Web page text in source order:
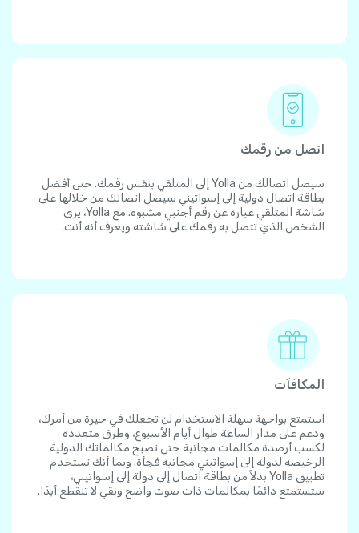
اتصل من رقمك
سيصل اتصالك من Yolla إلى المتلقي بنفس رقمك. حتى أفضل
بطاقة اتصال دولية إلى إسواتيني سيصل اتصالك من خلالها على
شاشة المتلقي عبارة عن رقم أجنبي مشبوه. مع Yolla، يرى
الشخص الذي تتصل به رقمك على شاشته ويعرف أنه أنت.
المكافآت
استمتع بواجهة سهلة الاستخدام لن تجعلك في حيرة من أمرك،
ودعم على مدار الساعة طوال أيام الأسبوع، وطرق متعددة
لكسب أرصدة مكالمات مجانية حتى تصبح مكالماتك الدولية
الرخيصة لدولة إلى إسواتيني مجانية فجأة. وبما أنك تستخدم
تطبيق Yolla بدلاً من بطاقة اتصال إلى دولة إلى إسواتيني،
ستستمتع دائمًا بمكالمات ذات صوت واضح ونقي لا تنقطع أبدًا.